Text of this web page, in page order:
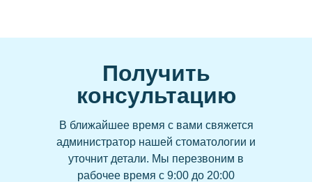
Бюгельный протез
Пластиночные протезы
Удаление
Удаление зуба мудрости
Получить
консультацию
В ближайшее время с вами свяжется
администратор нашей стоматологии и
уточнит детали. Мы перезвоним в
рабочее время с 9:00 до 20:00